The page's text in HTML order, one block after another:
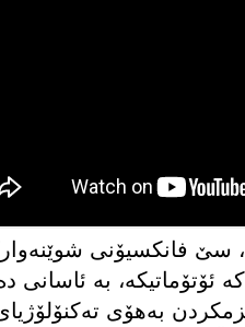
سێ فانکسیۆنی
بە ئاسانی
بەهۆی